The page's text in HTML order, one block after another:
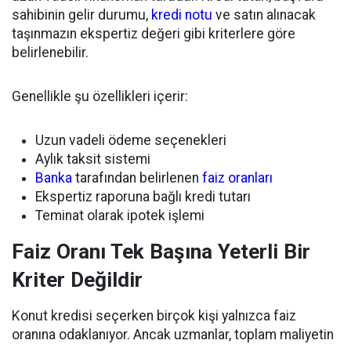
sahibinin gelir durumu, kredi notu ve satın alınacak
taşınmazın ekspertiz değeri gibi kriterlere göre
belirlenebilir.
Genellikle şu özellikleri içerir:
Uzun vadeli ödeme seçenekleri
Aylık taksit sistemi
Banka tarafından belirlenen faiz oranları
Ekspertiz raporuna bağlı kredi tutarı
Teminat olarak ipotek işlemi
Faiz Oranı Tek Başına Yeterli Bir
Kriter Değildir
Konut kredisi seçerken birçok kişi yalnızca faiz
oranına odaklanıyor. Ancak uzmanlar, toplam maliyetin